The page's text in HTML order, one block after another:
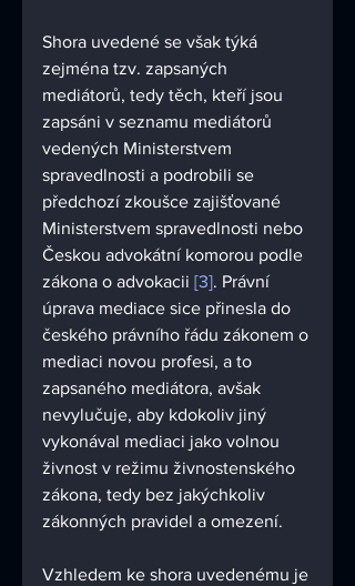
Shora uvedené se však týká
zejména tzv. zapsaných
mediátorů, tedy těch, kteří jsou
zapsáni v seznamu mediátorů
vedených Ministerstvem
spravedlnosti a podrobili se
předchozí zkoušce zajišťované
Ministerstvem spravedlnosti nebo
Českou advokátní komorou podle
zákona o advokacii [3]. Právní
úprava mediace sice přinesla do
českého právního řádu zákonem o
mediaci novou profesi, a to
zapsaného mediátora, avšak
nevylučuje, aby kdokoliv jiný
vykonával mediaci jako volnou
živnost v režimu živnostenského
zákona, tedy bez jakýchkoliv
zákonných pravidel a omezení.
Vzhledem ke shora uvedenému je